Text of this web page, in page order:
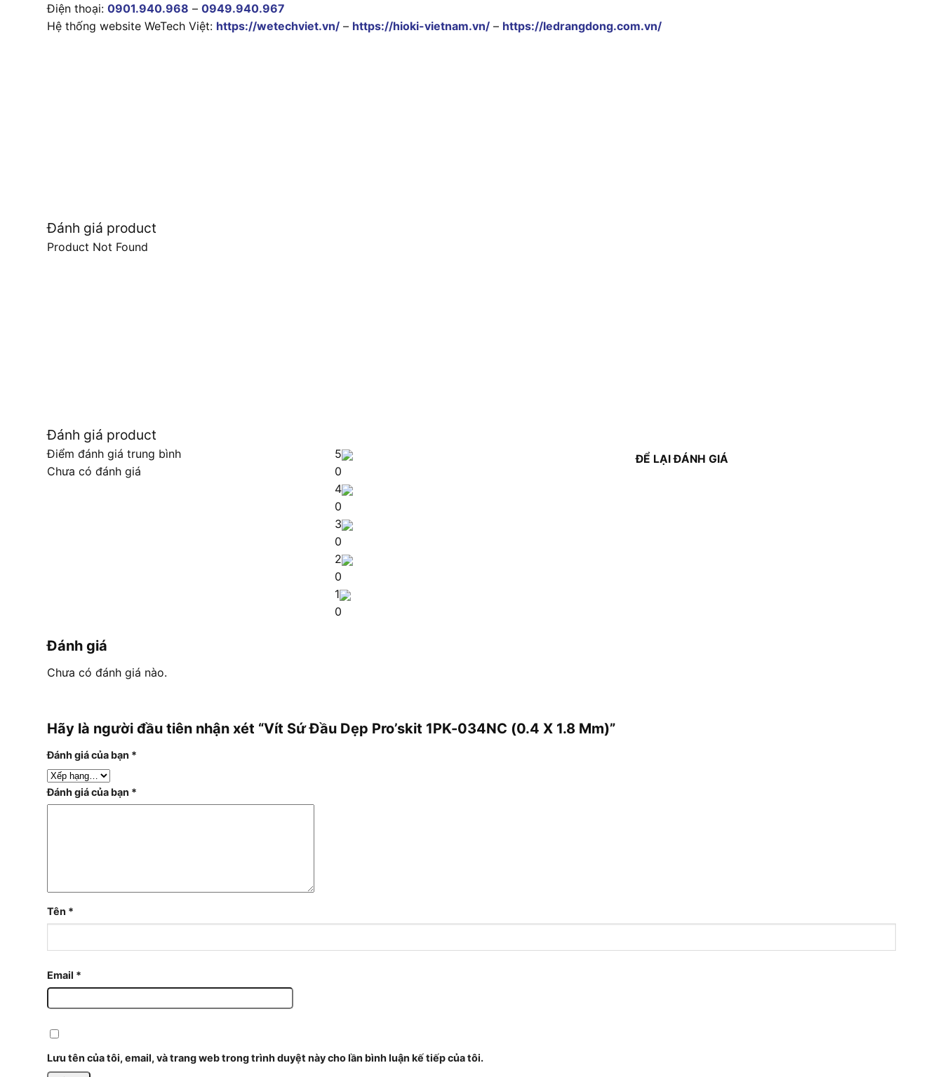
Điện thoại: 0901.940.968 – 0949.940.967
Hệ thống website WeTech Việt: https://wetechviet.vn/ – https://hioki-vietnam.vn/ – https://ledrangdong.com.vn/
Đánh giá product
Product Not Found
Đánh giá product
Điểm đánh giá trung bình
Chưa có đánh giá
5
0
4
0
3
0
2
0
1
0
ĐỂ LẠI ĐÁNH GIÁ
Đánh giá
Chưa có đánh giá nào.
Hãy là người đầu tiên nhận xét “Vít Sứ Đầu Dẹp Pro’skit 1PK-034NC (0.4 X 1.8 Mm)”
Đánh giá của bạn *
Đánh giá của bạn *
Tên *
Email *
Lưu tên của tôi, email, và trang web trong trình duyệt này cho lần bình luận kế tiếp của tôi.